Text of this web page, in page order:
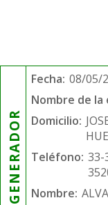
GENERADOR
Fecha: 08/05/
Nombre de la
Domicilio:
Teléfono: 33-
Nombre: